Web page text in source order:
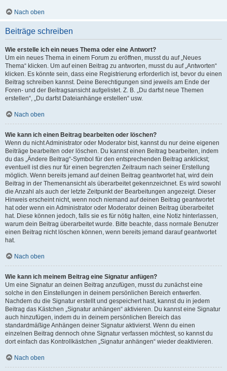
Nach oben
Beiträge schreiben
Wie erstelle ich ein neues Thema oder eine Antwort?
Um ein neues Thema in einem Forum zu eröffnen, musst du auf „Neues
Thema“ klicken. Um auf einen Beitrag zu antworten, musst du auf „Antworten“
klicken. Es könnte sein, dass eine Registrierung erforderlich ist, bevor du einen
Beitrag schreiben kannst. Deine Berechtigungen sind jeweils am Ende der
Foren- und der Beitragsansicht aufgelistet. Z. B. „Du darfst neue Themen
erstellen“, „Du darfst Dateianhänge erstellen“ usw.
Nach oben
Wie kann ich einen Beitrag bearbeiten oder löschen?
Wenn du nicht Administrator oder Moderator bist, kannst du nur deine eigenen
Beiträge bearbeiten oder löschen. Du kannst einen Beitrag bearbeiten, indem
du das „Ändere Beitrag“-Symbol für den entsprechenden Beitrag anklickst;
eventuell ist dies nur für einen begrenzten Zeitraum nach seiner Erstellung
möglich. Wenn bereits jemand auf deinen Beitrag geantwortet hat, wird dein
Beitrag in der Themenansicht als überarbeitet gekennzeichnet. Es wird sowohl
die Anzahl als auch der letzte Zeitpunkt der Bearbeitungen angezeigt. Dieser
Hinweis erscheint nicht, wenn noch niemand auf deinen Beitrag geantwortet
hat oder wenn ein Administrator oder Moderator deinen Beitrag überarbeitet
hat. Diese können jedoch, falls sie es für nötig halten, eine Notiz hinterlassen,
warum dein Beitrag überarbeitet wurde. Bitte beachte, dass normale Benutzer
einen Beitrag nicht löschen können, wenn bereits jemand darauf geantwortet
hat.
Nach oben
Wie kann ich meinem Beitrag eine Signatur anfügen?
Um eine Signatur an deinen Beitrag anzufügen, musst du zunächst eine
solche in den Einstellungen in deinem persönlichen Bereich entwerfen.
Nachdem du die Signatur erstellt und gespeichert hast, kannst du in jedem
Beitrag das Kästchen „Signatur anhängen“ aktivieren. Du kannst eine Signatur
auch hinzufügen, indem du in deinem persönlichen Bereich das
standardmäßige Anhängen deiner Signatur aktivierst. Wenn du einen
einzelnen Beitrag dennoch ohne Signatur verfassen möchtest, so kannst du
dort einfach das Kontrollkästchen „Signatur anhängen“ wieder deaktivieren.
Nach oben